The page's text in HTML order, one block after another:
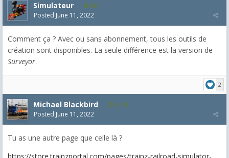
Simulateur 681
Posted June 11, 2022
Comment ça ? Avec ou sans abonnement, tous les outils de
création sont disponibles. La seule différence est la version de
Surveyor.
2
Michael Blackbird 5,718
Posted June 11, 2022
Tu as une autre page que celle là ?